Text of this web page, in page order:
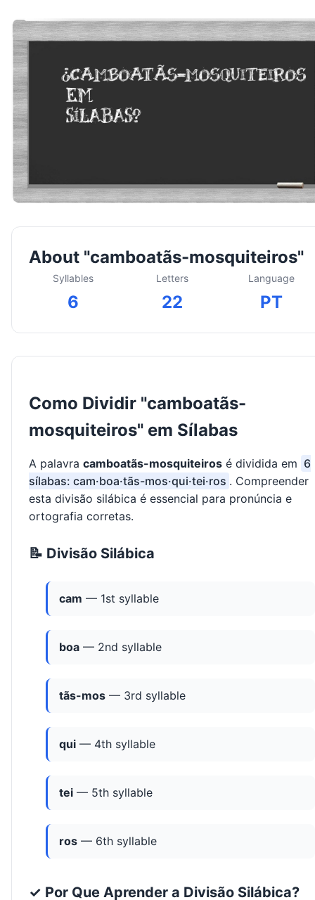
About "camboatãs-mosquiteiros"
Syllables
6
Letters
22
Language
PT
Como Dividir "camboatãs-
mosquiteiros" em Sílabas
A palavra camboatãs-mosquiteiros é dividida em 6
sílabas: cam·boa·tãs-mos·qui·tei·ros . Compreender
esta divisão silábica é essencial para pronúncia e
ortografia corretas.
📝 Divisão Silábica
cam — 1st syllable
boa — 2nd syllable
tãs-mos — 3rd syllable
qui — 4th syllable
tei — 5th syllable
ros — 6th syllable
✓ Por Que Aprender a Divisão Silábica?